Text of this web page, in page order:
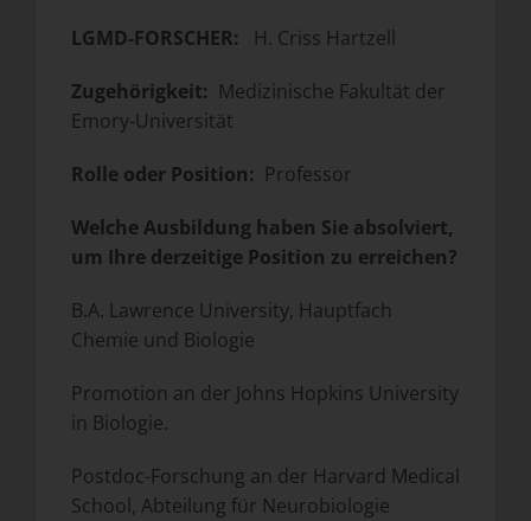
LGMD-FORSCHER: H. Criss Hartzell
Zugehörigkeit: Medizinische Fakultät der
Emory-Universität
Rolle oder Position: Professor
Welche Ausbildung haben Sie absolviert,
um Ihre derzeitige Position zu erreichen?
B.A. Lawrence University, Hauptfach
Chemie und Biologie
Promotion an der Johns Hopkins University
in Biologie.
Postdoc-Forschung an der Harvard Medical
School, Abteilung für Neurobiologie